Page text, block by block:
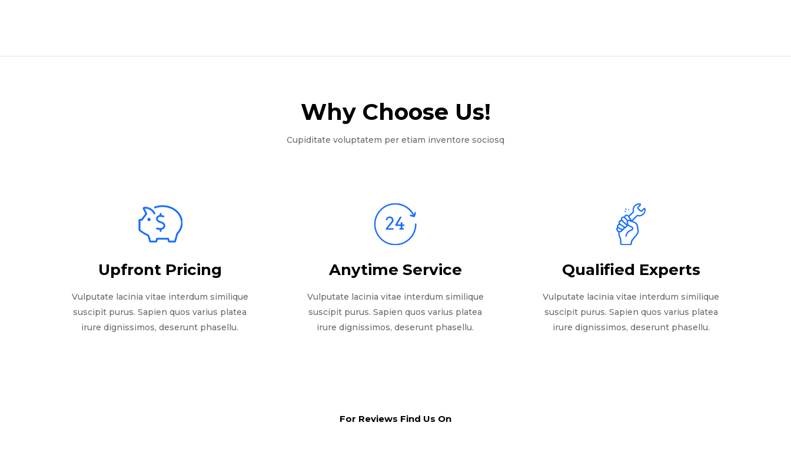
Why Choose Us!​
Cupiditate voluptatem per etiam inventore sociosq
Upfront Pricing
Vulputate lacinia vitae interdum similique
suscipit purus. Sapien quos varius platea
irure dignissimos, deserunt phasellu.
Anytime Service
Vulputate lacinia vitae interdum similique
suscipit purus. Sapien quos varius platea
irure dignissimos, deserunt phasellu.
Qualified Experts
Vulputate lacinia vitae interdum similique
suscipit purus. Sapien quos varius platea
irure dignissimos, deserunt phasellu.
For Reviews Find Us On